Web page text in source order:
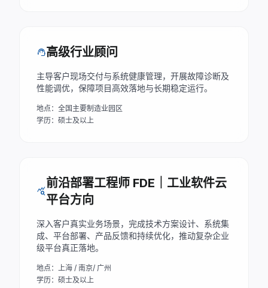
support_agent高级行业顾问
主导客户现场交付与系统健康管理，开展故障诊断及
性能调优，保障项目高效落地与长期稳定运行。
地点：全国主要制造业园区
学历：硕士及以上
query_stats
前沿部署工程师 FDE｜工业软件云
平台方向
深入客户真实业务场景，完成技术方案设计、系统集
成、平台部署、产品反馈和持续优化，推动复杂企业
级平台真正落地。
地点：上海 / 南京/ 广州
学历：硕士及以上